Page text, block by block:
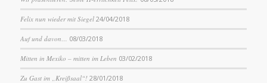
Felix nun wieder mit Siegel 24/04/2018
Auf und davon… 08/03/2018
Mitten in Mexiko – mitten im Leben 03/02/2018
Zu Gast im „Kreißsaal“! 28/01/2018